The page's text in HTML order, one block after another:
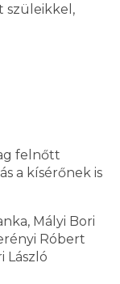
szüleikkel,
felnőtt
a kísérőnek is
Mályi Bori
Róbert
László